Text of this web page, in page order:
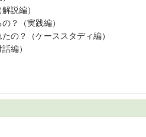
説編）
？（実践編）
の？（ケーススタディ編）
編）